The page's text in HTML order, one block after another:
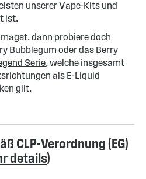
unserer Vape-Kits und
ist.
dann probiere doch
Bubblegum oder das Berry
Serie, welche insgesamt
als E-Liquid
gilt.
CLP-Verordnung (EG)
details)